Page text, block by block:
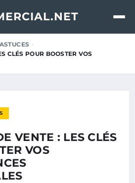
CLÉS POUR BOOSTER VOS
VENTE : LES CLÉS
VOS